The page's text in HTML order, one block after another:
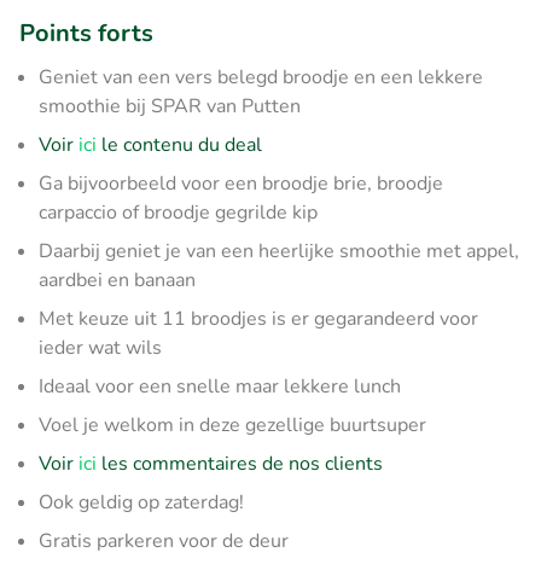
Points forts
Geniet van een vers belegd broodje en een lekkere
smoothie bij SPAR van Putten
Voir ici le contenu du deal
Ga bijvoorbeeld voor een broodje brie, broodje
carpaccio of broodje gegrilde kip
Daarbij geniet je van een heerlijke smoothie met appel,
aardbei en banaan
Met keuze uit 11 broodjes is er gegarandeerd voor
ieder wat wils
Ideaal voor een snelle maar lekkere lunch
Voel je welkom in deze gezellige buurtsuper
Voir ici les commentaires de nos clients
Ook geldig op zaterdag!
Gratis parkeren voor de deur